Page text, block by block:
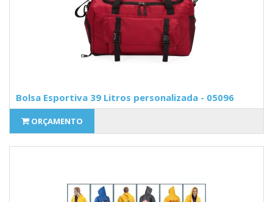
Bolsa Esportiva 39 Litros personalizada - 05096
ORÇAMENTO